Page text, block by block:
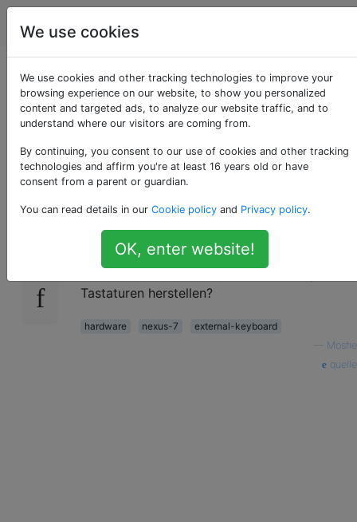
Android
Unterstützt Google
Nexus 7 externe
Tastaturen?
8
Kann ich mit einem Google Nexus 7 eine
externe Tastatur verwenden? Wird das Nexus
mit einer Apple Wireless-Tastatur gekoppelt?
Gibt es andere Unternehmen, die kompatible
Tastaturen herstellen?
hardware nexus-7
external-keyboard
Moshe
quelle
We use cookies
We use cookies and other tracking technologies to improve your
browsing experience on our website, to show you personalized
content and targeted ads, to analyze our website traffic, and to
understand where our visitors are coming from.
By continuing, you consent to our use of cookies and other tracking
technologies and affirm you're at least 16 years old or have
consent from a parent or guardian.
You can read details in our Cookie policy and Privacy policy.
OK, enter website!